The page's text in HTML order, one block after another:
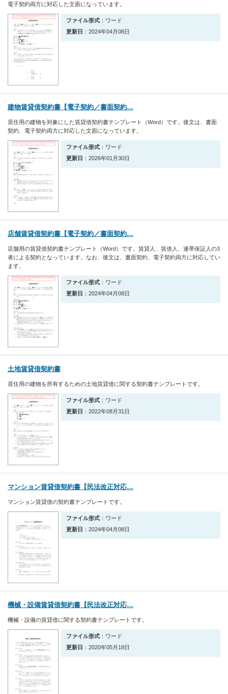
電子契約両方に対応した文面になっています。
ファイル形式 ：ワード
更新日 ：2024年04月08日
建物賃貸借契約書【電子契約／書面契約…
居住用の建物を対象にした賃貸借契約書テンプレート（Word）です。後文は、書面
契約、電子契約両方に対応した文面になっています。
ファイル形式 ：ワード
更新日 ：2026年01月30日
店舗賃貸借契約書【電子契約／書面契約…
店舗用の賃貸借契約書テンプレート（Word）です。賃貸人、賃借人、連帯保証人の3
者による契約となっています。なお、後文は、書面契約、電子契約両方に対応してい
ます。
ファイル形式 ：ワード
更新日 ：2024年04月08日
土地賃貸借契約書
居住用の建物を所有するための土地賃貸借に関する契約書テンプレートです。
ファイル形式 ：ワード
更新日 ：2022年08月31日
マンション賃貸借契約書【民法改正対応…
マンション賃貸借の契約書テンプレートです。
ファイル形式 ：ワード
更新日 ：2024年04月08日
機械・設備賃貸借契約書【民法改正対応…
機械・設備の賃貸借に関する契約書テンプレートです。
ファイル形式 ：ワード
更新日 ：2020年05月18日